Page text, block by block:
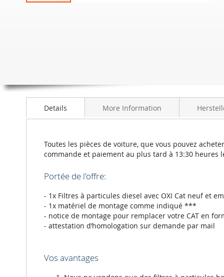
Details More Information
Toutes les pièces de voiture, que vous pouvez
commande et paiement au plus tard à 13:30 heures
Portée de l'offre:
- 1x Filtres à particules diesel avec OXI Cat neuf et
- 1x matériel de montage comme indiqué ***
- notice de montage pour remplacer votre CAT en
- attestation d’homologation sur demande par mail
Vos avantages